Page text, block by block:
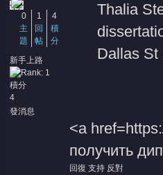
0
主
題
1
回
帖
4
積
分
新手上路
積分
4
發消息
Thalia
Dallas St
<a
получить
回復 支持 反對